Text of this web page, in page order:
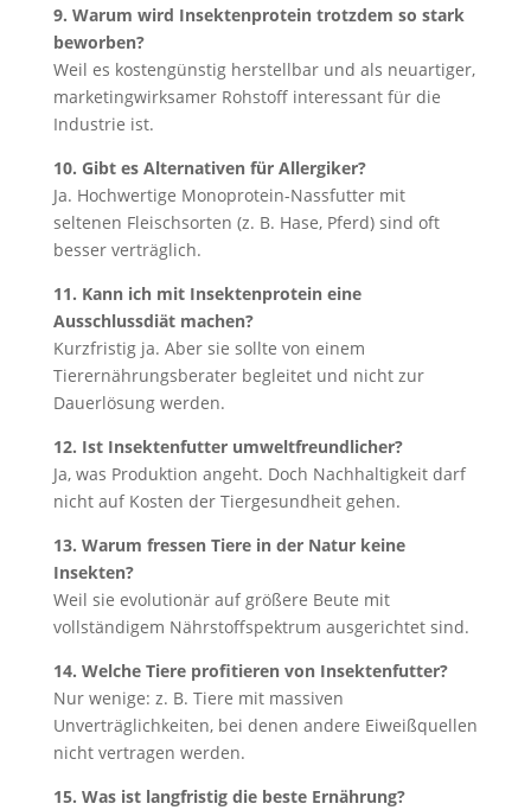
9. Warum wird Insektenprotein trotzdem so stark
beworben?
Weil es kostengünstig herstellbar und als neuartiger,
marketingwirksamer Rohstoff interessant für die
Industrie ist.
10. Gibt es Alternativen für Allergiker?
Ja. Hochwertige Monoprotein-Nassfutter mit
seltenen Fleischsorten (z. B. Hase, Pferd) sind oft
besser verträglich.
11. Kann ich mit Insektenprotein eine
Ausschlussdiät machen?
Kurzfristig ja. Aber sie sollte von einem
Tierernährungsberater begleitet und nicht zur
Dauerlösung werden.
12. Ist Insektenfutter umweltfreundlicher?
Ja, was Produktion angeht. Doch Nachhaltigkeit darf
nicht auf Kosten der Tiergesundheit gehen.
13. Warum fressen Tiere in der Natur keine
Insekten?
Weil sie evolutionär auf größere Beute mit
vollständigem Nährstoffspektrum ausgerichtet sind.
14. Welche Tiere profitieren von Insektenfutter?
Nur wenige: z. B. Tiere mit massiven
Unverträglichkeiten, bei denen andere Eiweißquellen
nicht vertragen werden.
15. Was ist langfristig die beste Ernährung?